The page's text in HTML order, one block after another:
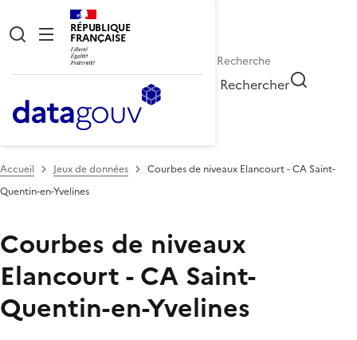
RÉPUBLIQUE
FRANÇAISE
Rechercher
Accueil Jeux de données
Courbes de niveaux Elancourt - CA Saint-
Quentin-en-Yvelines
Courbes de niveaux
Elancourt - CA Saint-
Quentin-en-Yvelines